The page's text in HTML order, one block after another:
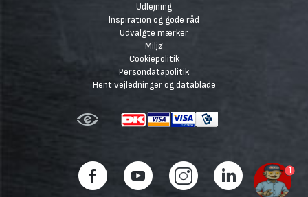
Udlejning
Inspiration og gode råd
Udvalgte mærker
Miljø
Cookiepolitik
Persondatapolitik
Hent vejledninger og datablade
1